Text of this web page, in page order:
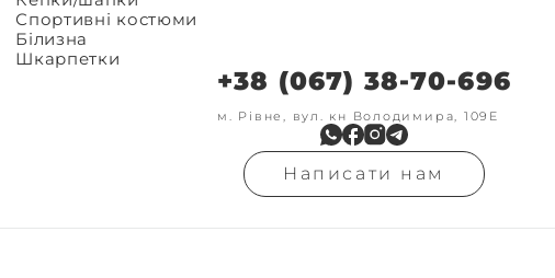
Спортивні костюми
Білизна
Шкарпетки
+38 (067) 38-70-696
м. Рівне, вул. кн Володимира, 109Е
Написати нам